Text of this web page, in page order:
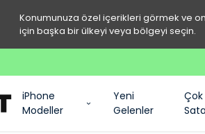
Konumunuza özel içerikleri görmek ve
için başka bir ülkeyi veya bölgeyi seçin.
iPhone
Modeller
Yeni
Gelenler
Çok